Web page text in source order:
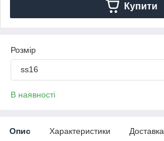
Купити
Розмір
ss16
В наявності
Опис Характеристики Доставка